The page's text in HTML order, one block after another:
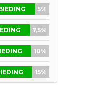
5%
7,5%
10%
15%